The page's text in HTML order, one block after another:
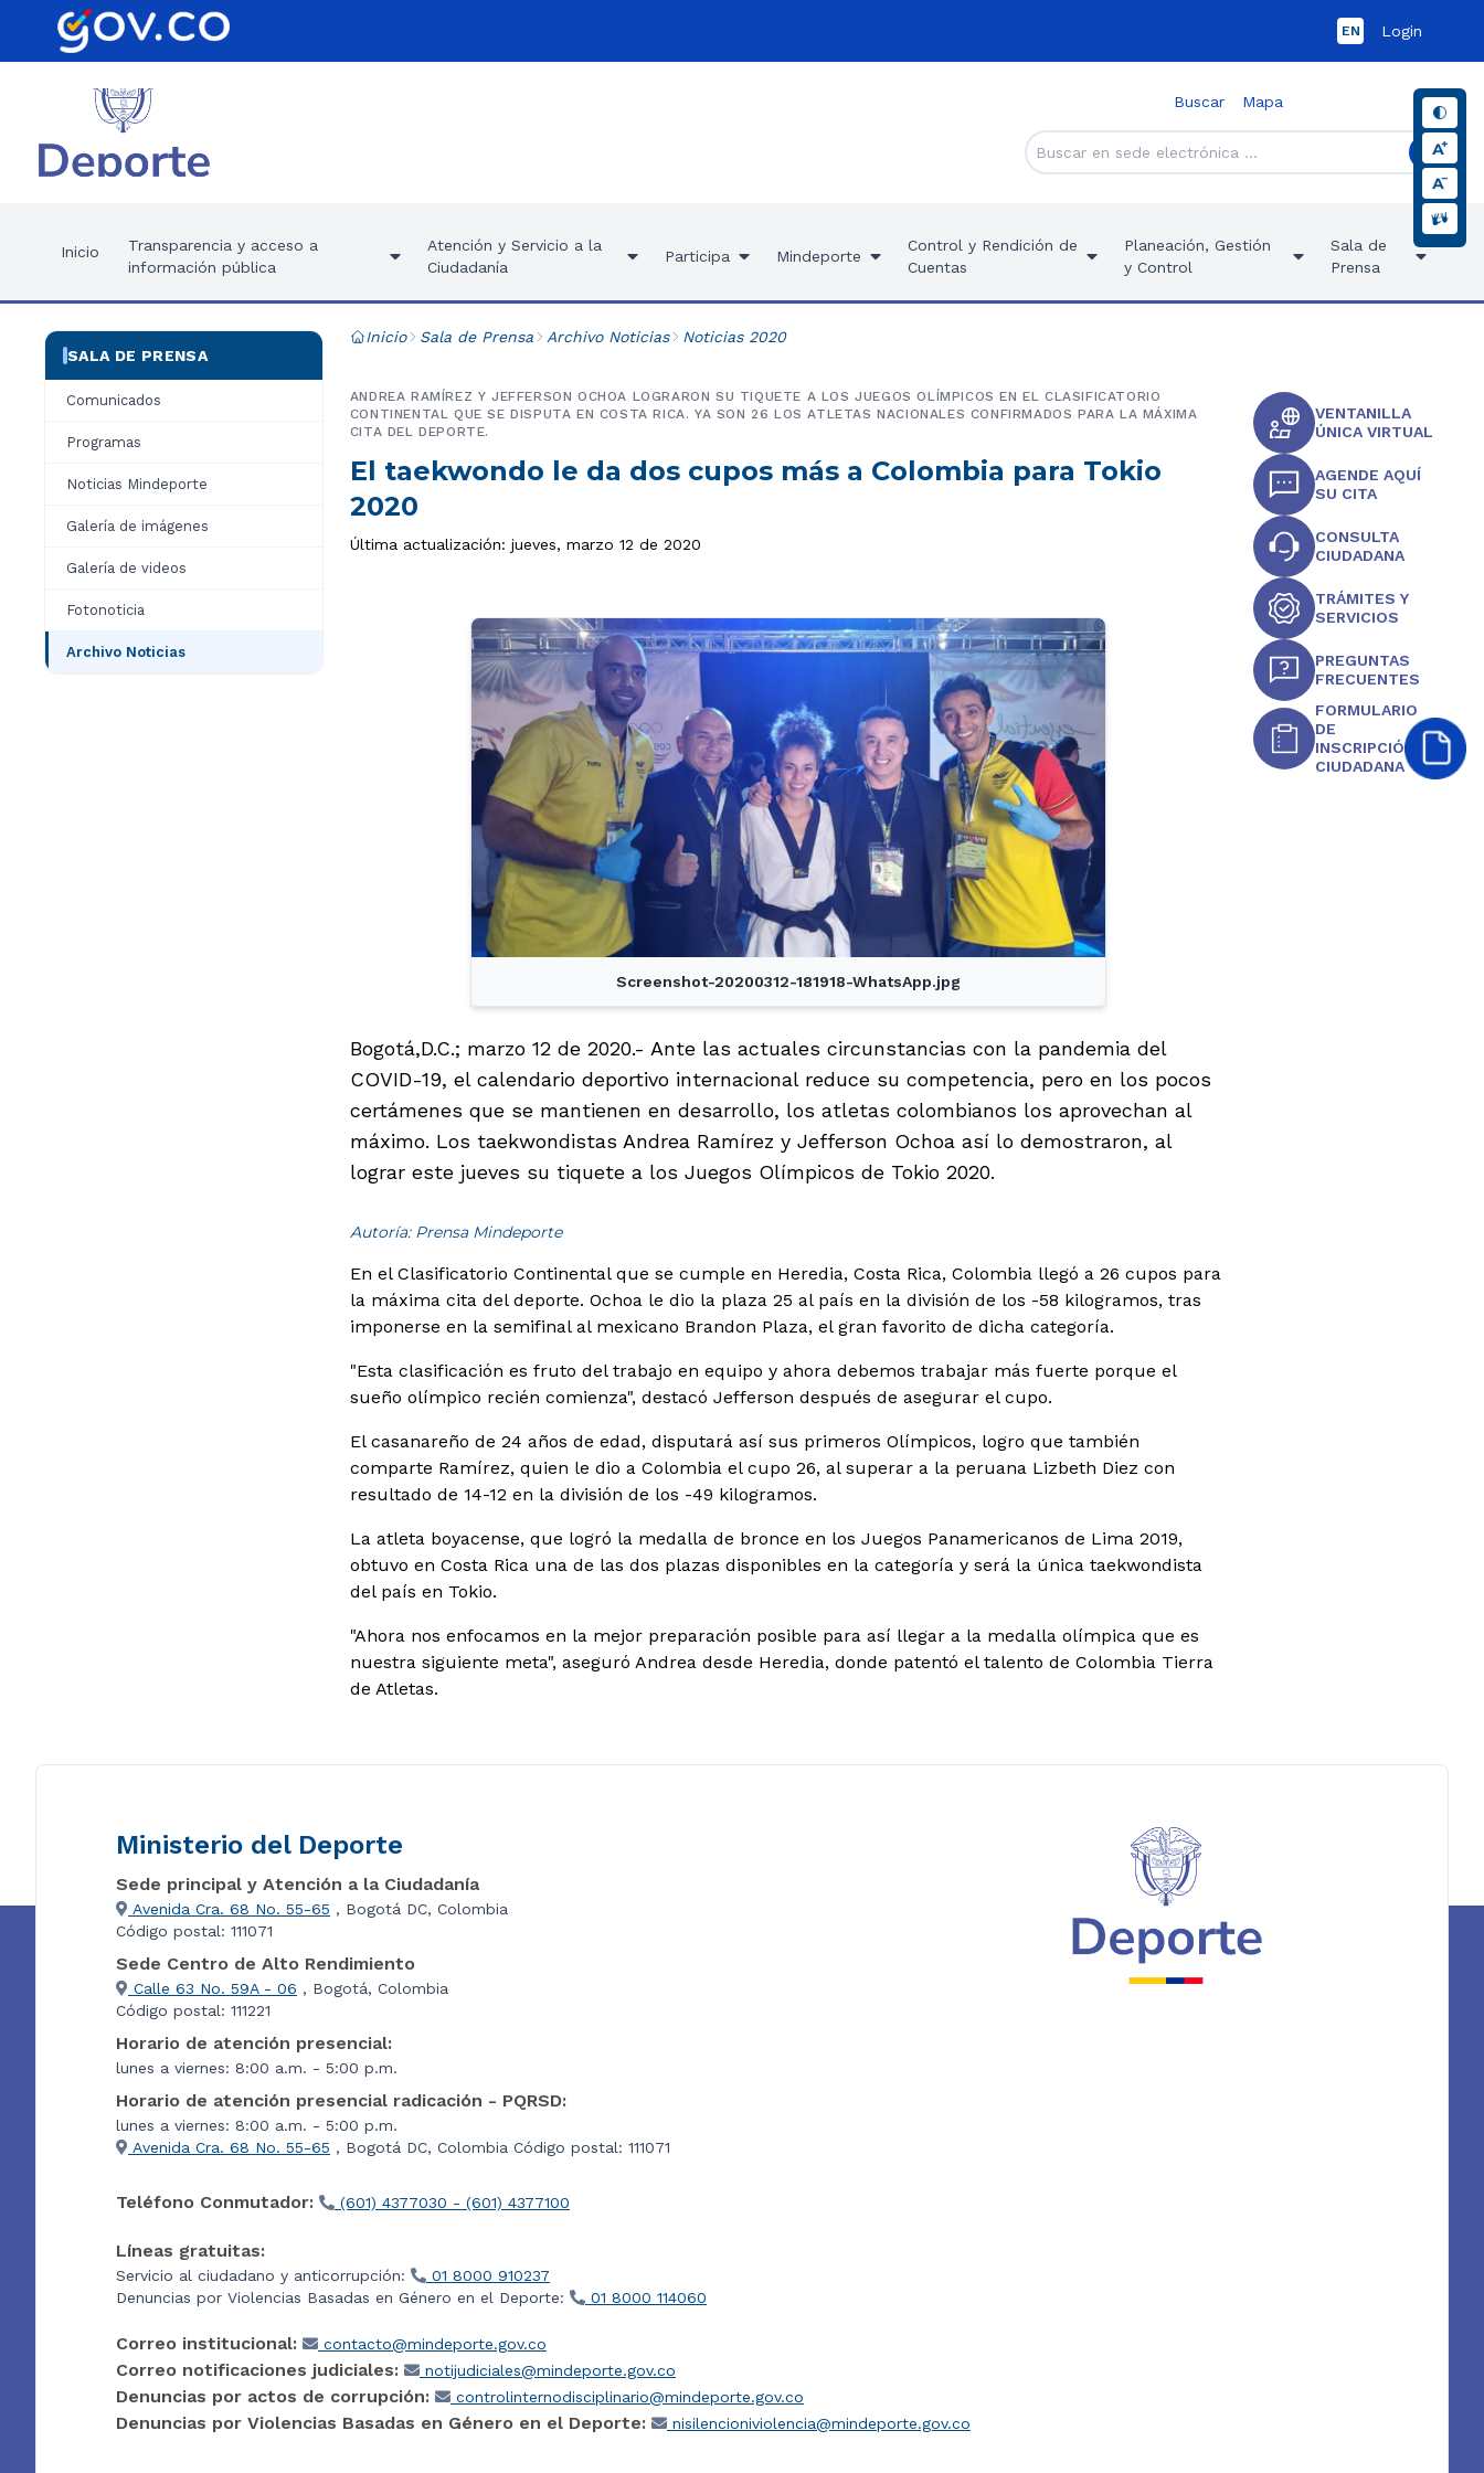
EN Login
Buscar Mapa
Inicio
Transparencia y acceso a
información pública
Atención y Servicio a la
Ciudadanía
Participa Mindeporte
Control y Rendición de
Cuentas
Planeación, Gestión
y Control
Sala de
Prensa
SALA DE PRENSA
Comunicados
Programas
Noticias Mindeporte
Galería de imágenes
Galería de videos
Fotonoticia
Archivo Noticias
Inicio Sala de Prensa Archivo Noticias Noticias 2020
El taekwondo le da dos cupos más a Colombia para Tokio
2020
ANDREA RAMÍREZ Y JEFFERSON OCHOA LOGRARON SU TIQUETE A LOS JUEGOS OLÍMPICOS EN EL CLASIFICATORIO
CONTINENTAL QUE SE DISPUTA EN COSTA RICA. YA SON 26 LOS ATLETAS NACIONALES CONFIRMADOS PARA LA MÁXIMA
CITA DEL DEPORTE.
Última actualización: jueves, marzo 12 de 2020
Screenshot-20200312-181918-WhatsApp.jpg
Bogotá,D.C.; marzo 12 de 2020.- Ante las actuales circunstancias con la pandemia del
COVID-19, el calendario deportivo internacional reduce su competencia, pero en los pocos
certámenes que se mantienen en desarrollo, los atletas colombianos los aprovechan al
máximo. Los taekwondistas Andrea Ramírez y Jefferson Ochoa así lo demostraron, al
lograr este jueves su tiquete a los Juegos Olímpicos de Tokio 2020.
Autoría: Prensa Mindeporte
En el Clasificatorio Continental que se cumple en Heredia, Costa Rica, Colombia llegó a 26 cupos para
la máxima cita del deporte. Ochoa le dio la plaza 25 al país en la división de los -58 kilogramos, tras
imponerse en la semifinal al mexicano Brandon Plaza, el gran favorito de dicha categoría.
"Esta clasificación es fruto del trabajo en equipo y ahora debemos trabajar más fuerte porque el
sueño olímpico recién comienza", destacó Jefferson después de asegurar el cupo.
El casanareño de 24 años de edad, disputará así sus primeros Olímpicos, logro que también
comparte Ramírez, quien le dio a Colombia el cupo 26, al superar a la peruana Lizbeth Diez con
resultado de 14-12 en la división de los -49 kilogramos.
La atleta boyacense, que logró la medalla de bronce en los Juegos Panamericanos de Lima 2019,
obtuvo en Costa Rica una de las dos plazas disponibles en la categoría y será la única taekwondista
del país en Tokio.
"Ahora nos enfocamos en la mejor preparación posible para así llegar a la medalla olímpica que es
nuestra siguiente meta", aseguró Andrea desde Heredia, donde patentó el talento de Colombia Tierra
de Atletas.
VENTANILLA
ÚNICA VIRTUAL
AGENDE AQUÍ
SU CITA
CONSULTA
CIUDADANA
TRÁMITES Y
SERVICIOS
PREGUNTAS
FRECUENTES
FORMULARIO
DE
INSCRIPCIÓN
CIUDADANA
Ministerio del Deporte
Sede principal y Atención a la Ciudadanía
Avenida Cra. 68 No. 55-65 , Bogotá DC, Colombia
Código postal: 111071
Sede Centro de Alto Rendimiento
Calle 63 No. 59A - 06 , Bogotá, Colombia
Código postal: 111221
Horario de atención presencial:
lunes a viernes: 8:00 a.m. - 5:00 p.m.
Horario de atención presencial radicación - PQRSD:
lunes a viernes: 8:00 a.m. - 5:00 p.m.
Avenida Cra. 68 No. 55-65 , Bogotá DC, Colombia Código postal: 111071
Teléfono Conmutador: (601) 4377030 - (601) 4377100
Líneas gratuitas:
Servicio al ciudadano y anticorrupción:
01 8000 910237
Denuncias por Violencias Basadas en Género en el Deporte:
01 8000 114060
Correo institucional: contacto@mindeporte.gov.co
Correo notificaciones judiciales: notijudiciales@mindeporte.gov.co
Denuncias por actos de corrupción: controlinternodisciplinario@mindeporte.gov.co
Denuncias por Violencias Basadas en Género en el Deporte: nisilencioniviolencia@mindeporte.gov.co